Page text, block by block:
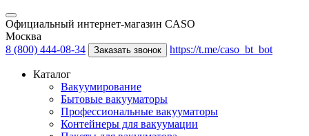
Официальный интернет-магазин CASO
Москва
8 (800) 444-08-34
Заказать звонок https://t.me/caso_bt_bot
Каталог
Вакуумирование
Бытовые вакууматоры
Профессиональные вакууматоры
Контейнеры для вакуумации